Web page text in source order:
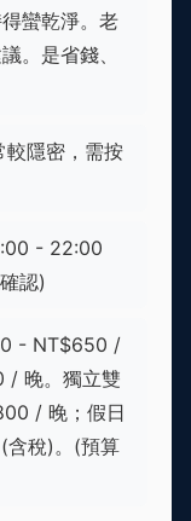
蠻乾淨。老
。是省錢、
較隱密，需按
- 22:00
認)
- NT$650 /
/ 晚。獨立雙
/ 晚；假日
稅)。(預算